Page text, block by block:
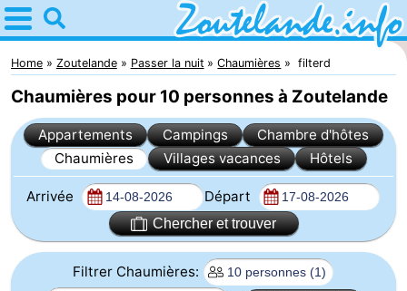
Home
Zoutelande
Astuces
Avec
enfants
Webcam
Langstraat
Webcam
Home Zoutelande Passer la nuit Chaumières filterd
Chaumières pour 10 personnes à Zoutelande
Appartements Campings
Chambre d'hôtes
Chaumières
Villages vacances Hôtels
Arrivée Départ
Chercher et trouver
Filtrer Chaumières: